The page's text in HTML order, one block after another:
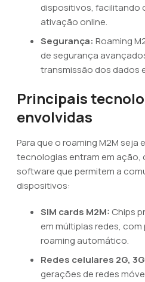
dispositivos, facilitando
ativação online.
Segurança: Roaming
de segurança
transmissão dos dados
Principais
envolvidas
Para que o roaming M2M seja
tecnologias entram em ação,
software que permitem a
dispositivos:
SIM cards M2M: Chips
em múltiplas redes,
roaming automático.
Redes celulares 2G,
gerações de redes